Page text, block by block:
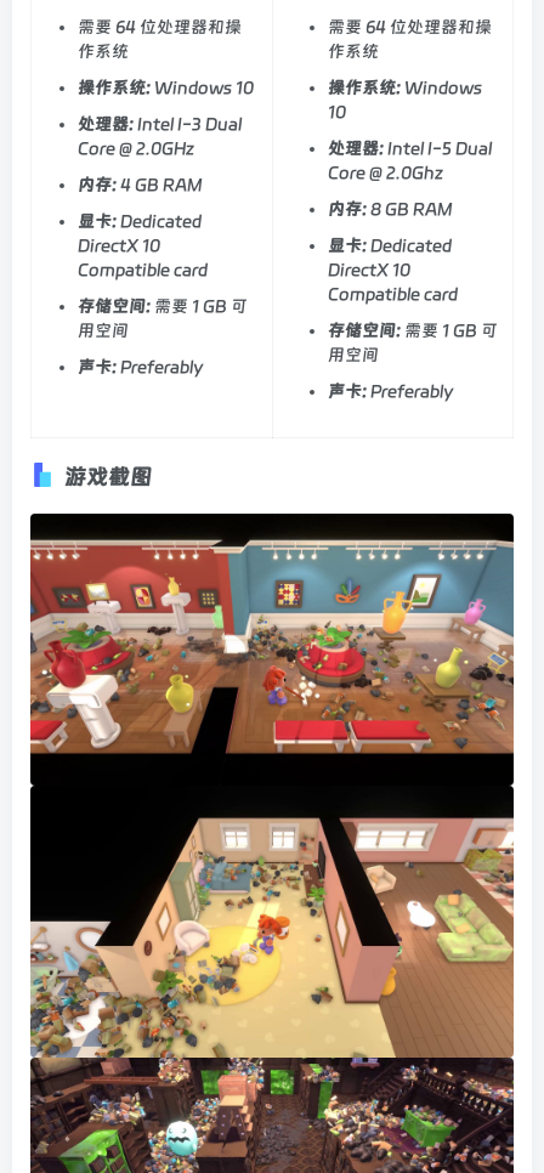
需要 64 位处理器和操
作系统
操作系统: Windows 10
处理器:Intel I-3 Dual
Core @ 2.0GHz
内存:4 GB RAM
显卡:Dedicated
DirectX 10
Compatible card
存储空间: 需要 1 GB 可
用空间
声卡:Preferably
需要 64 位处理器和操
作系统
操作系统: Windows
10
处理器:Intel I-5 Dual
Core @ 2.0Ghz
内存:8 GB RAM
显卡:Dedicated
DirectX 10
Compatible card
存储空间: 需要 1 GB 可
用空间
声卡:Preferably
游戏截图